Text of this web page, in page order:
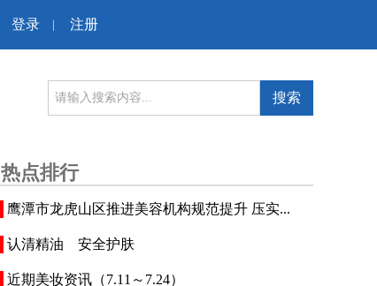
登录 | 注册
搜索
热点排行
鹰潭市龙虎山区推进美容机构规范提升 压实...
认清精油 安全护肤
近期美妆资讯（7.11～7.24）